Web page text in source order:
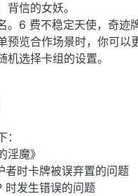
背信的女妖。
。6 费不稳定天使，奇迹
预览合作场景时，你可以
机选择卡组的设置。
淫魔》
者时卡牌被误弃置的问题
时发生错误的问题